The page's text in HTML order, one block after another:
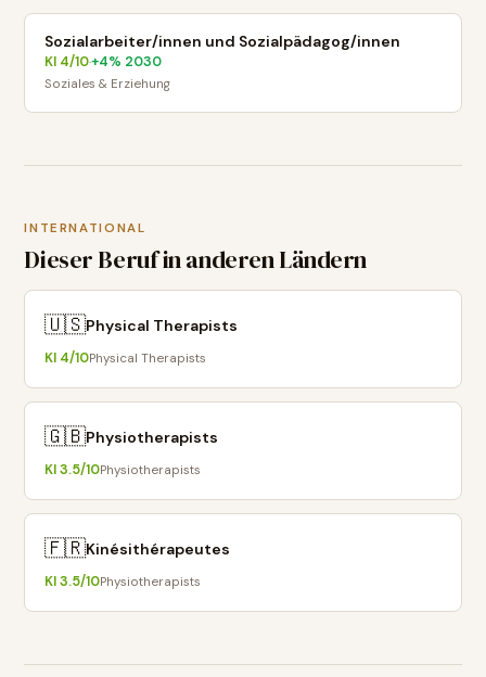
Sozialarbeiter/innen und Sozialpädagog/innen
KI 4/10·+4% 2030
Soziales & Erziehung
INTERNATIONAL
Dieser Beruf in anderen Ländern
🇺🇸Physical Therapists
KI 4/10Physical Therapists
🇬🇧Physiotherapists
KI3.5/10Physiotherapists
🇫🇷Kinésithérapeutes
KI3.5/10Physiotherapists